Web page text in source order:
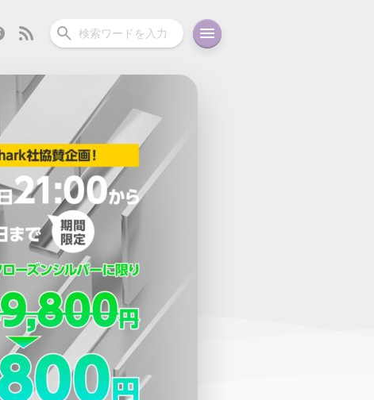
オーディオ 充電関連
Android コラム ガイド